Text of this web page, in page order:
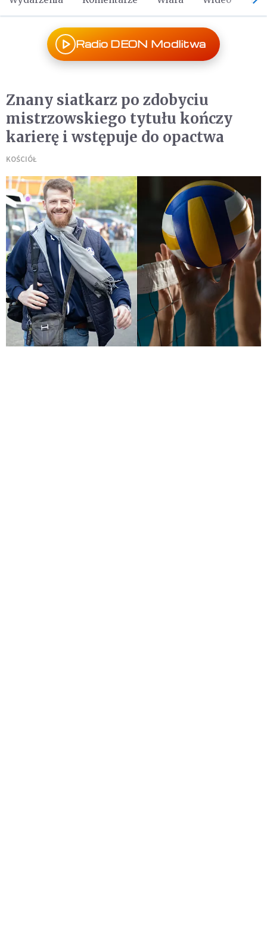
Radio DEON Modlitwa
Znany siatkarz po zdobyciu
mistrzowskiego tytułu kończy
karierę i wstępuje do opactwa
KOŚCIÓŁ